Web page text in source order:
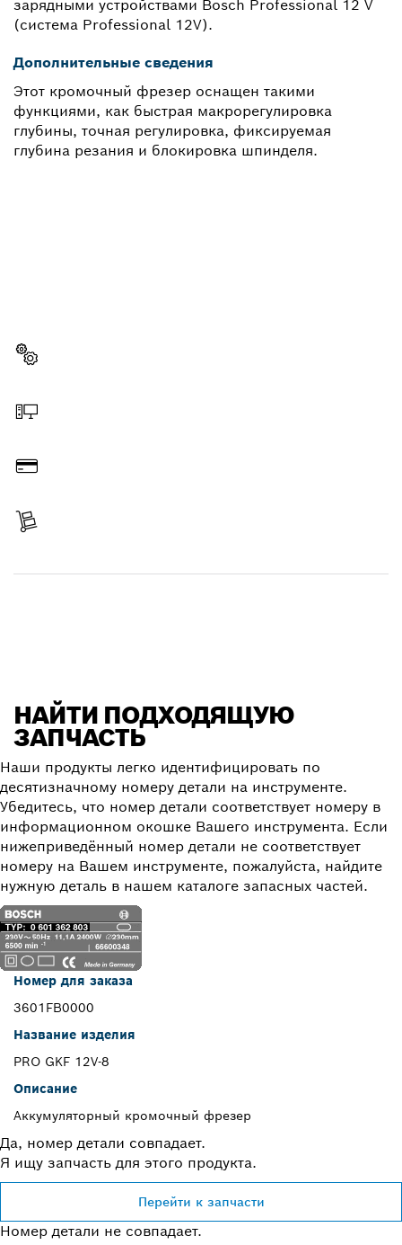
зарядными устройствами Bosch Professional 12 V
(система Professional 12V).
Дополнительные сведения
Этот кромочный фрезер оснащен такими
функциями, как быстрая макрорегулировка
глубины, точная регулировка, фиксируемая
глубина резания и блокировка шпинделя.
НАЙТИ ПОДХОДЯЩУЮ
ЗАПЧАСТЬ
Наши продукты легко идентифицировать по
десятизначному номеру детали на инструменте.
Убедитесь, что номер детали соответствует номеру в
информационном окошке Вашего инструмента. Если
нижеприведённый номер детали не соответствует
номеру на Вашем инструменте, пожалуйста, найдите
нужную деталь в нашем каталоге запасных частей.
Номер для заказа
3601FB0000
Название изделия
PRO GKF 12V-8
Описание
Aккумуляторный кромочный фрезер
Да, номер детали совпадает.
Я ищу запчасть для этого продукта.
Перейти к запчасти
Номер детали не совпадает.